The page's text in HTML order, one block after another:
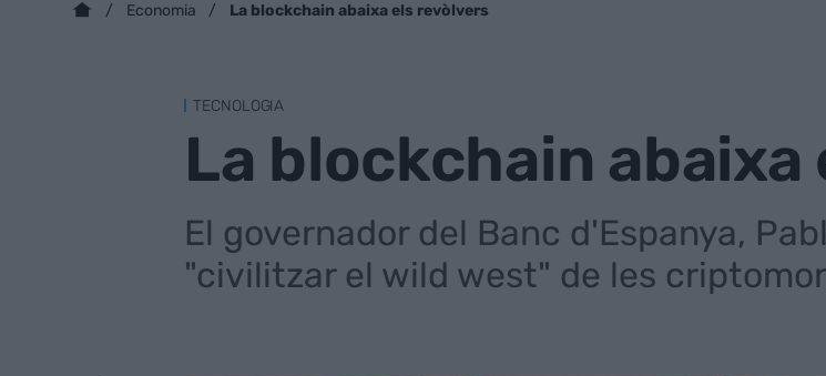
Economia La blockchain abaixa els revòlvers
TECNOLOGIA
La blockchain
El governador del Banc d'Espanya,
"civilitzar el wild west" de les